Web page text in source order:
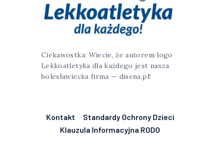
Ciekawostka: Wiecie, że autorem logo
Lekkoatletyka dla każdego jest nasza
bolesławiecka firma — disena.pl!
Kontakt
Standardy Ochrony Dzieci
Klauzula Informacyjna RODO